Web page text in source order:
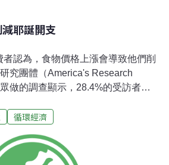
耶誕開支
認為，食物價格上漲會導致他們削
究團體（America's Research
做的調查顯示，28.4%的受訪者表
受訪者則表示，他們「當然會」削減
盟 （National Retail Federation）
、汽油和餐廳等行業，美國零售業
循環經濟